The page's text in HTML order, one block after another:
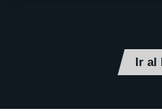
Ir al